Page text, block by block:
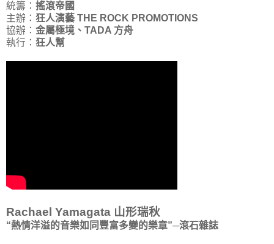
統籌： 搖滾帝國
主辦： 狂人演藝 THE ROCK PROMOTIONS
協辦： 金屬極境、TADA 方舟
執行： 狂人幫
Rachael Yamagata 山形瑞秋
“熱情洋溢的音樂如同豐富多變的樂章”─滾石雜誌